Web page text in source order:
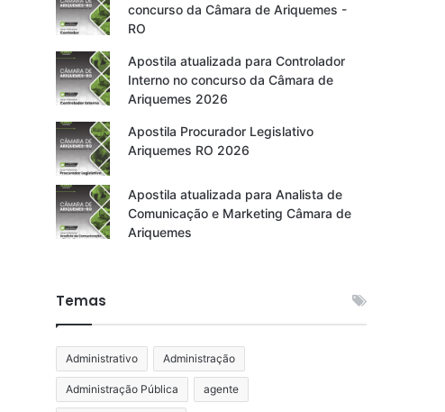
concurso da Câmara de Ariquemes -
RO
Apostila atualizada para Controlador
Interno no concurso da Câmara de
Ariquemes 2026
Apostila Procurador Legislativo
Ariquemes RO 2026
Apostila atualizada para Analista de
Comunicação e Marketing Câmara de
Ariquemes
Temas
Administrativo Administração
Administração Pública agente